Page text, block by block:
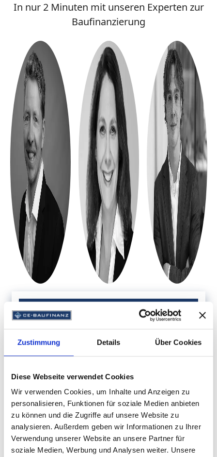
Zustimmung Details Über Cookies
Diese Webseite verwendet Cookies
Wir verwenden Cookies, um Inhalte und Anzeigen zu
personalisieren, Funktionen für soziale Medien anbieten
zu können und die Zugriffe auf unsere Website zu
analysieren. Außerdem geben wir Informationen zu Ihrer
Verwendung unserer Website an unsere Partner für
soziale Medien, Werbung und Analysen weiter. Unsere
In nur 2 Minuten mit unseren Experten zur
Baufinanzierung
Was möchten Sie finanzieren?
Kauf Bestandsimmobilie Grundstückskauf
Neu-/Eigenes Bauvorhaben Anschlussfinanzierung